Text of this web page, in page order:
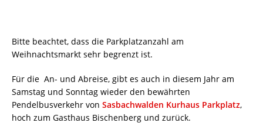
Bitte beachtet, dass die Parkplatzanzahl am
Weihnachtsmarkt sehr begrenzt ist.
Für die An- und Abreise, gibt es auch in diesem Jahr am
Samstag und Sonntag wieder den bewährten
Pendelbusverkehr von Sasbachwalden Kurhaus Parkplatz,
hoch zum Gasthaus Bischenberg und zurück.